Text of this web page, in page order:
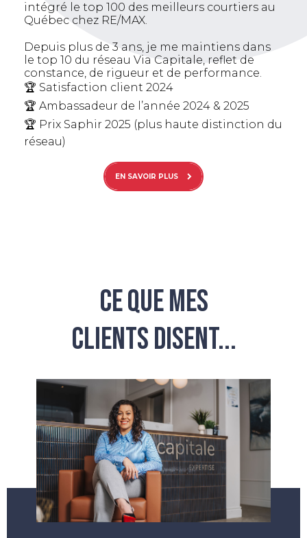
intégré le top 100 des meilleurs courtiers au
Québec chez RE/MAX.
Depuis plus de 3 ans, je me maintiens dans
le top 10 du réseau Via Capitale, reflet de
constance, de rigueur et de performance.
🏆 Satisfaction client 2024
🏆 Ambassadeur de l’année 2024 & 2025
🏆 Prix Saphir 2025 (plus haute distinction du
réseau)
EN SAVOIR PLUS
CE QUE MES
CLIENTS DISENT...